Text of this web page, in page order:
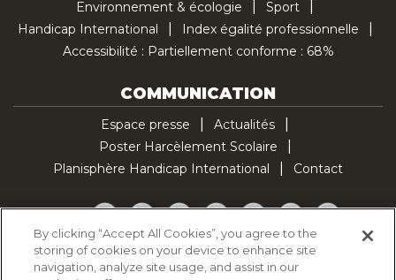
Environnement & écologie
Sport
Handicap International
Index égalité professionnelle
Accessibilité : Partiellement conforme : 68%
COMMUNICATION
Espace presse
Actualités
Poster Harcèlement Scolaire
Planisphère Handicap International
Contact
Facebook
TwitterYouTubePinterestInstagramLinkedInTikTok
Politique d'utilisation des cookies
By clicking “Accept All Cookies”, you agree to the
storing of cookies on your device to enhance site
navigation, analyze site usage, and assist in our